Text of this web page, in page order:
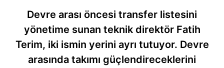
Devre arası öncesi transfer listesini
yönetime sunan teknik direktör Fatih
Terim, iki ismin yerini ayrı tutuyor. Devre
arasında takımı güçlendireceklerini